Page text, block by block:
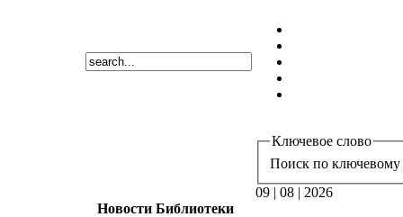
Ключевое слово
Поиск по ключевому
09 | 08 | 2026
Новости Библиотеки